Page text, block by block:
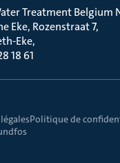
Treatment Belgium
Eke, Rozenstraat 7
Eke
18 61
Politique de